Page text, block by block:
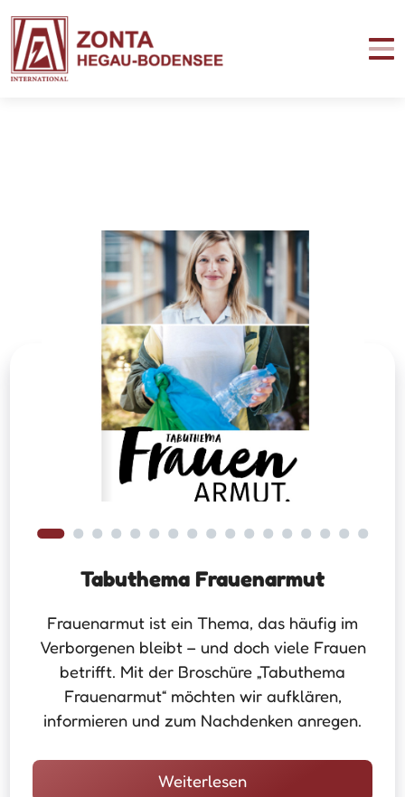
Tabuthema Frauenarmut
Frauenarmut ist ein Thema, das häufig im
Verborgenen bleibt – und doch viele Frauen
betrifft. Mit der Broschüre „Tabuthema
Frauenarmut“ möchten wir aufklären,
informieren und zum Nachdenken anregen.
Weiterlesen